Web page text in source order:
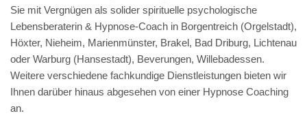
Sie mit Vergnügen als solider spirituelle psychologische
Lebensberaterin & Hypnose-Coach in Borgentreich (Orgelstadt),
Höxter, Nieheim, Marienmünster, Brakel, Bad Driburg, Lichtenau
oder Warburg (Hansestadt), Beverungen, Willebadessen.
Weitere verschiedene fachkundige Dienstleistungen bieten wir
Ihnen darüber hinaus abgesehen von einer Hypnose Coaching
an.